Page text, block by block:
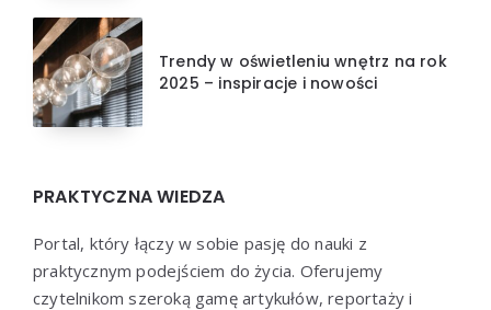
Trendy w oświetleniu wnętrz na rok
2025 – inspiracje i nowości
PRAKTYCZNA WIEDZA
Portal, który łączy w sobie pasję do nauki z
praktycznym podejściem do życia. Oferujemy
czytelnikom szeroką gamę artykułów, reportaży i